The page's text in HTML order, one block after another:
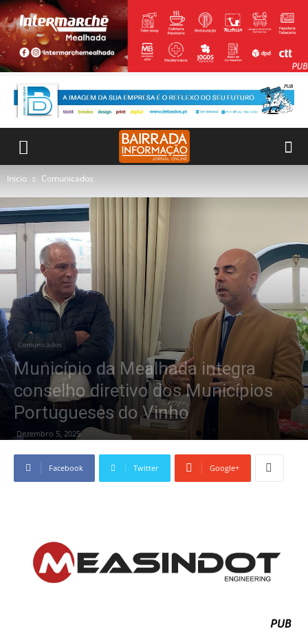
Inicio Comunicados
Comunicados
Município da Mealhada integra
conselho diretivo dos Municípios
Portugueses do Vinho
Dezembro 5, 2025
Facebook Twitter Google+